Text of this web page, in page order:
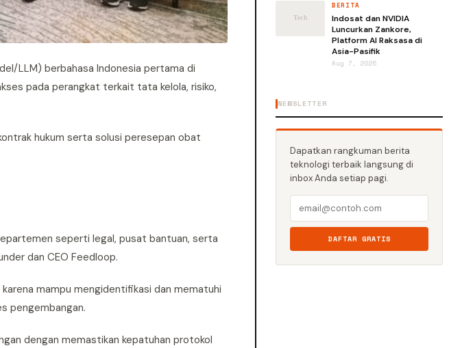
LLM) berbahasa Indonesia pertama di
pada perangkat terkait tata kelola, risiko,
hukum serta solusi peresepan obat
seperti legal, pusat bantuan, serta
dan CEO Feedloop.
mampu mengidentifikasi dan mematuhi
pengembangan.
dengan memastikan kepatuhan protokol
BERITA
Indosat dan NVIDIA
Luncurkan Zankore,
Platform AI Raksasa di
Asia-Pasifik
Aug 7, 2026
NEWSLETTER
Dapatkan rangkuman berita
teknologi terbaik langsung di
inbox Anda setiap pagi.
DAFTAR GRATIS